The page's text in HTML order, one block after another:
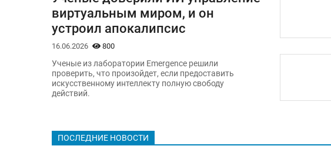
виртуальным миром, и он
устроил апокалипсис
16.06.2026 800
Ученые из лаборатории Emergence решили
проверить, что произойдет, если предоставить
искусственному интеллекту полную свободу
действий.
ПОСЛЕДНИЕ НОВОСТИ